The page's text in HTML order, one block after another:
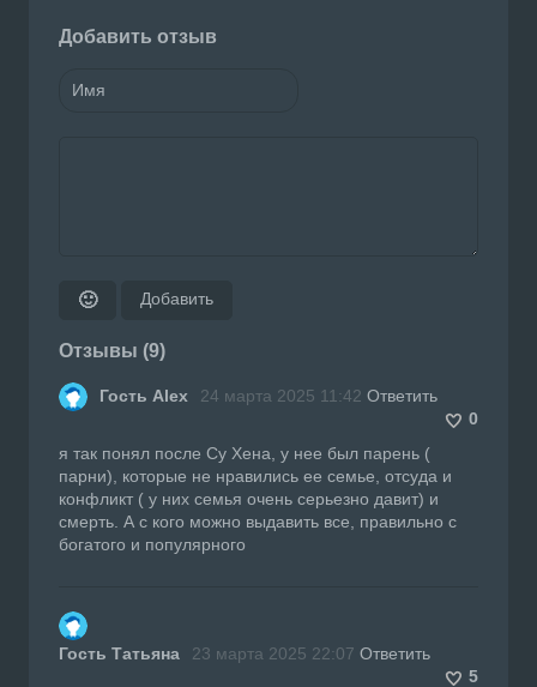
Добавить отзыв
🙂 Добавить
Отзывы (9)
Гость Alex 24 марта 2025 11:42 Ответить
0
я так понял после Су Хена, у нее был парень (
парни), которые не нравились ее семье, отсуда и
конфликт ( у них семья очень серьезно давит) и
смерть. А с кого можно выдавить все, правильно с
богатого и популярного
Гость Татьяна 23 марта 2025 22:07 Ответить
5